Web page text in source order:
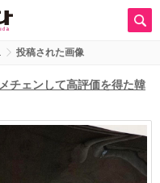
投稿された画像
チェンして高評価を得た韓